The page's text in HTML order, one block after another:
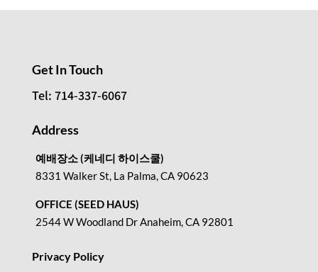
Get In Touch
Tel: 714-337-6067
Address
예배장소 (케네디 하이스쿨)
8331 Walker St, La Palma, CA 90623
OFFICE (SEED HAUS)
2544 W Woodland Dr Anaheim, CA 92801
Privacy Policy